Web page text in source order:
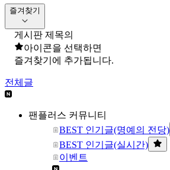
즐겨찾기
게시판 제목의
아이콘을 선택하면
즐겨찾기에 추가됩니다.
전체글
팬플러스 커뮤니티
BEST 인기글(명예의 전당)
BEST 인기글(실시간)
이벤트